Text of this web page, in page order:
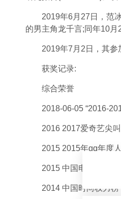
2019年6月27日，范冰
的男主角龙千言;同年10
2019年7月2日，其参加
获奖记录:
综合荣誉
2018-06-05 “2016-
2016 2017爱奇艺尖叫
2015 2015年gq年度人
2015 中国电视好演员
2014 中国时尚权力榜 “